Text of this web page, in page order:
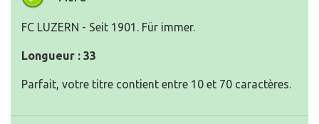
FC LUZERN - Seit 1901. Für immer.
Longueur : 33
Parfait, votre titre contient entre 10 et 70 caractères.